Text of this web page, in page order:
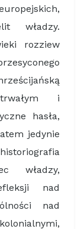
władzy.
rozziew
i
hasła,
jedynie
władzy,
nad
nad